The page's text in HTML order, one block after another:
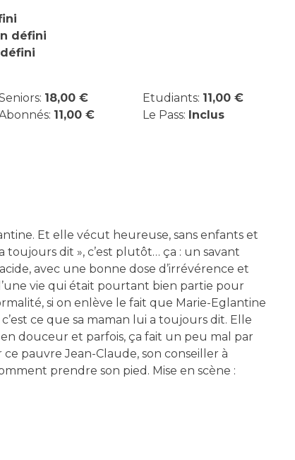
défini
18,00 € Etudiants: 11,00 €
11,00 € Le Pass: Inclus
Et elle vécut heureuse, sans enfants et
toujours dit », c’est plutôt… ça : un savant
avec une bonne dose d’irrévérence et
vie qui était pourtant bien partie pour
si on enlève le fait que Marie-Eglantine
ce que sa maman lui a toujours dit. Elle
douceur et parfois, ça fait un peu mal par
pauvre Jean-Claude, son conseiller à
prendre son pied. Mise en scène :